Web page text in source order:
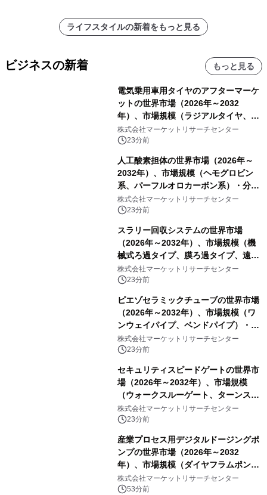
ライフスタイルの新着をもっと見る
ビジネスの新着 もっと見る
電気乗用車用タイヤのアフターマーケ
ットの世界市場（2026年～2032
年）、市場規模（ラジアルタイヤ、サ
イドウォール補強タイヤ、その他）・
分析レポートを発表
株式会社マーケットリサーチセンター
23分前
人工酸素担体の世界市場（2026年～
2032年）、市場規模（ヘモグロビン
系、パーフルオロカーボン系）・分析
レポートを発表
株式会社マーケットリサーチセンター
23分前
スラリー回収システムの世界市場
（2026年～2032年）、市場規模（機
械式ろ過タイプ、膜ろ過タイプ、遠心
分離タイプ、ハイブリッドタイプ）・
分析レポートを発表
株式会社マーケットリサーチセンター
23分前
ピエゾセラミックチューブの世界市場
（2026年～2032年）、市場規模（ワ
ンウェイパイプ、ベンドパイプ）・分
析レポートを発表
株式会社マーケットリサーチセンター
23分前
セキュリティスピードゲートの世界市
場（2026年～2032年）、市場規模
（ウォークスルーゲート、ターンスタ
イル、フルハイトターンスタイル）・
分析レポートを発表
株式会社マーケットリサーチセンター
23分前
産業プロセス用デジタルドージングポ
ンプの世界市場（2026年～2032
年）、市場規模（ダイヤフラムポン
プ、ペリスタルティックポンプ、その
他）・分析レポートを発表
株式会社マーケットリサーチセンター
53分前